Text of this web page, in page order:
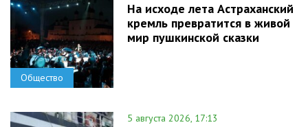
Общество
На исходе лета Астраханский
кремль превратится в живой
мир пушкинской сказки
5 августа 2026, 17:13